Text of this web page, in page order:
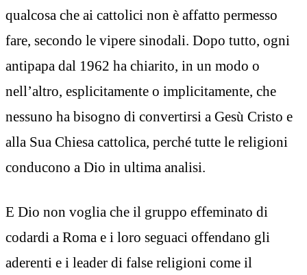
qualcosa che ai cattolici non è affatto permesso
fare, secondo le vipere sinodali. Dopo tutto, ogni
antipapa dal 1962 ha chiarito, in un modo o
nell’altro, esplicitamente o implicitamente, che
nessuno ha bisogno di convertirsi a Gesù Cristo e
alla Sua Chiesa cattolica, perché tutte le religioni
conducono a Dio in ultima analisi.
E Dio non voglia che il gruppo effeminato di
codardi a Roma e i loro seguaci offendano gli
aderenti e i leader di false religioni come il